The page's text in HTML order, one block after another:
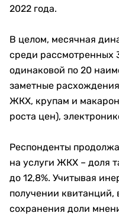
2022 года.
В целом, месячная
среди рассмотренных
одинаковой по 20
заметные
ЖКХ, крупам и
роста цен),
Респонденты
на услуги ЖКХ – доля
до 12,8%. Учитывая
получении
сохранения доли